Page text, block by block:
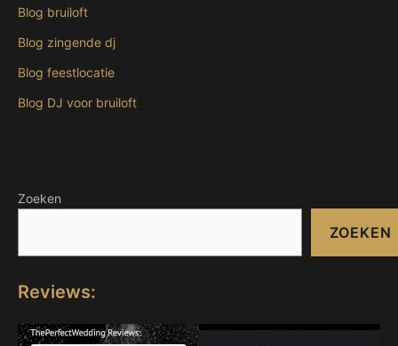
Blog bruiloft
Blog zingende dj
Blog feestlocatie
Blog DJ voor bruiloft
Zoeken
ZOEKEN
Reviews: